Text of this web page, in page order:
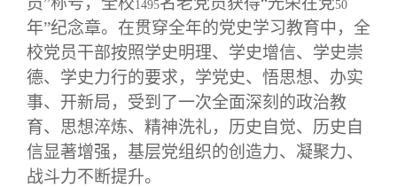
1495 50
年”纪念章。在贯穿全年的党史学习教育中，全
校党员干部按照学史明理、学史增信、学史崇
德、学史力行的要求，学党史、悟思想、办实
事、开新局，受到了一次全面深刻的政治教
育、思想淬炼、精神洗礼，历史自觉、历史自
信显著增强，基层党组织的创造力、凝聚力、
战斗力不断提升。